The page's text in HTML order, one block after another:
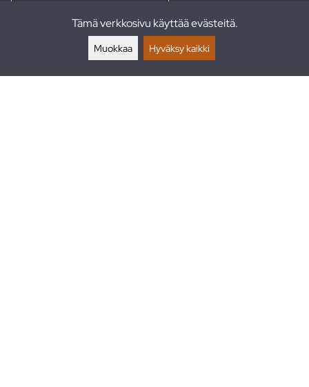
Tämä verkkosivu käyttää evästeitä.
Muokkaa Hyväksy kaikki